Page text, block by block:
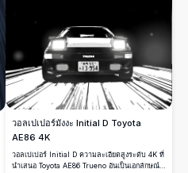
วอลเปเปอร์มังงะ Initial D Toyota
AE86 4K
วอลเปเปอร์ Initial D ความละเอียดสูงระดับ 4K ที่
นำเสนอ Toyota AE86 Trueno อันเป็นเอกลักษณ์